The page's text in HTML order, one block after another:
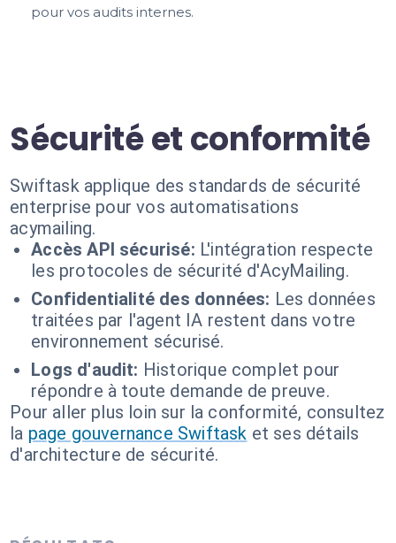
pour vos audits internes.
Sécurité et conformité
Swiftask applique des standards de sécurité
enterprise pour vos automatisations
acymailing.
Accès API sécurisé: L'intégration respecte
les protocoles de sécurité d'AcyMailing.
Confidentialité des données: Les données
traitées par l'agent IA restent dans votre
environnement sécurisé.
Logs d'audit: Historique complet pour
répondre à toute demande de preuve.
Pour aller plus loin sur la conformité, consultez
la page gouvernance Swiftask et ses détails
d'architecture de sécurité.